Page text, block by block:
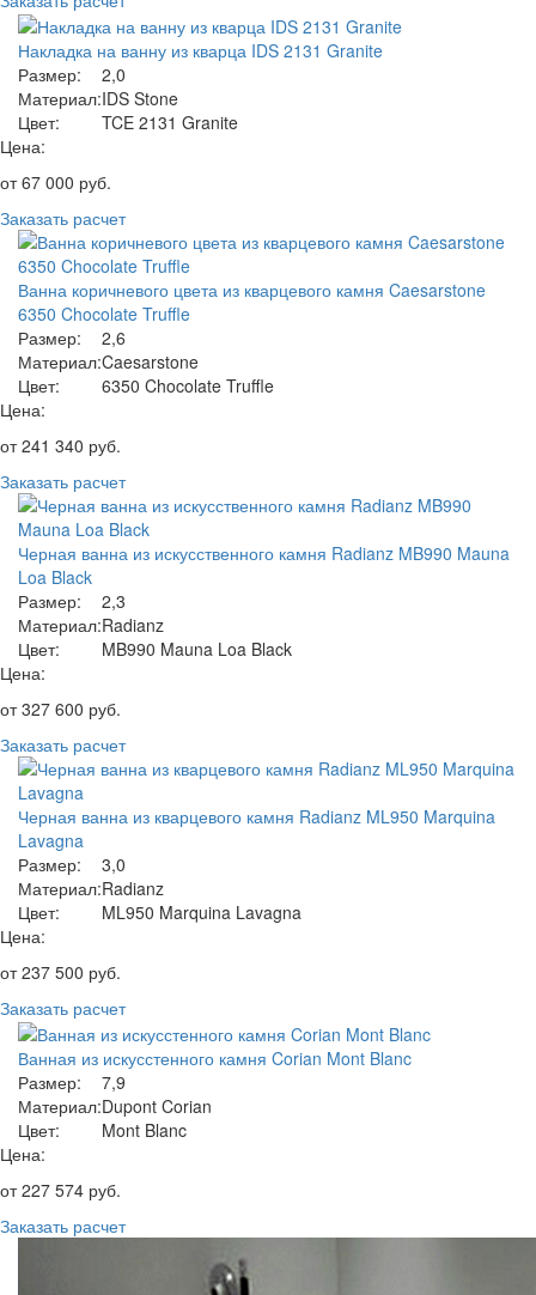
Накладка на ванну из кварца IDS 2131 Granite
Размер:
2,0
Материал:IDS Stone
Цвет:
TCE 2131 Granite
Цена:
от67 000 руб.
Заказать расчет
Ванна коричневого цвета из кварцевого камня Caesarstone
6350 Chocolate Truffle
Размер:
2,6
Материал:Caesarstone
Цвет:
6350 Chocolate Truffle
Цена:
от241 340 руб.
Заказать расчет
Черная ванна из искусственного камня Radianz MB990 Mauna
Loa Black
Размер:
2,3
Материал:Radianz
Цвет:
MB990 Mauna Loa Black
Цена:
от327 600 руб.
Заказать расчет
Черная ванна из кварцевого камня Radianz ML950 Marquina
Lavagna
Размер:
3,0
Материал:Radianz
Цвет:
ML950 Marquina Lavagna
Цена:
от237 500 руб.
Заказать расчет
Ванная из искусстенного камня Corian Mont Blanc
Размер:
7,9
Материал:Dupont Corian
Цвет:
Mont Blanc
Цена:
от227 574 руб.
Заказать расчет